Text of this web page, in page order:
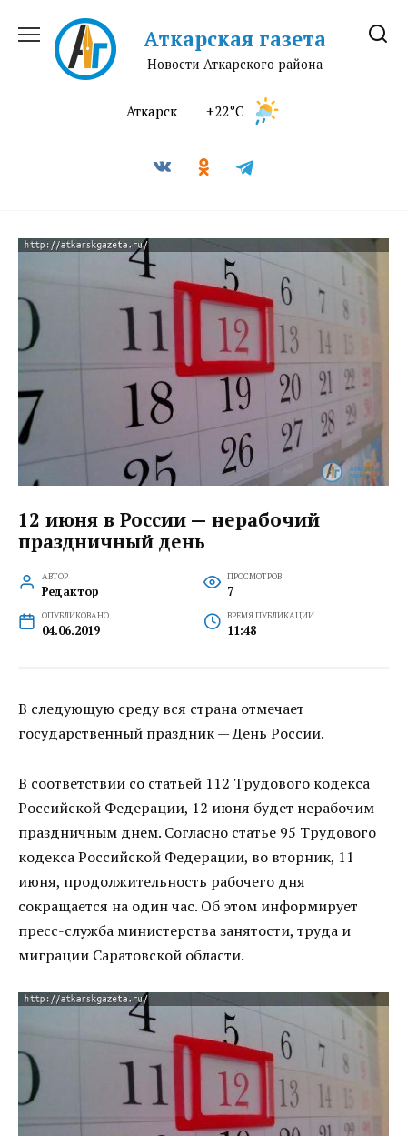
содержанию
Аткарская газета
Новости Аткарского района
Аткарск +22°C
12 июня в России — нерабочий
праздничный день
АВТОР
Редактор
ПРОСМОТРОВ
7
ОПУБЛИКОВАНО
04.06.2019
ВРЕМЯ ПУБЛИКАЦИИ
11:48
В следующую среду вся страна отмечает
государственный праздник — День России.
В соответствии со статьей 112 Трудового кодекса
Российской Федерации, 12 июня будет нерабочим
праздничным днем. Согласно статье 95 Трудового
кодекса Российской Федерации, во вторник, 11
июня, продолжительность рабочего дня
сокращается на один час. Об этом информирует
пресс-служба министерства занятости, труда и
миграции Саратовской области.